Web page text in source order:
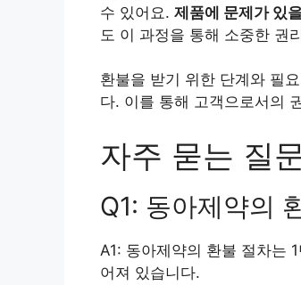
수 있어요. 제품에 문제가 있
도 이 과정을 통해 소중한 권
환불을 받기 위한 단계와 필
다. 이를 통해 고객으로서의
자주 묻는 질
Q1: 동아제약의
A1: 동아제약의 환불 절차는
어져 있습니다.